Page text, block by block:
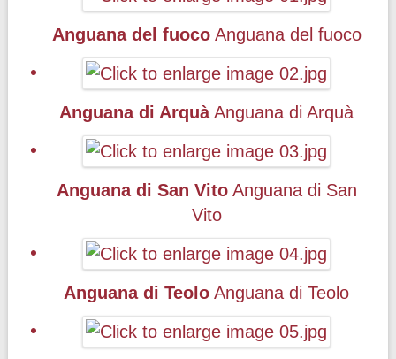
Anguana del fuoco Anguana del fuoco
Anguana di Arquà Anguana di Arquà
Anguana di San Vito Anguana di San
Vito
Anguana di Teolo Anguana di Teolo